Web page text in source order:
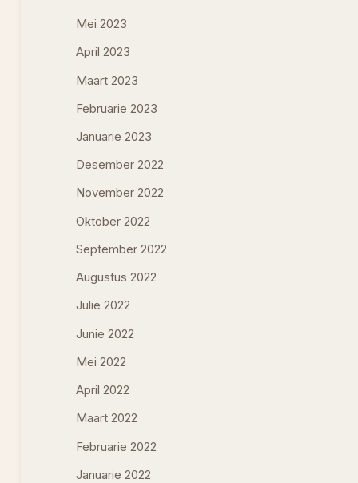
Mei 2023
April 2023
Maart 2023
Februarie 2023
Januarie 2023
Desember 2022
November 2022
Oktober 2022
September 2022
Augustus 2022
Julie 2022
Junie 2022
Mei 2022
April 2022
Maart 2022
Februarie 2022
Januarie 2022